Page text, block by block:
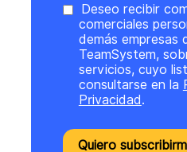
Deseo recibir
comerciales
demás empresas
TeamSystem,
servicios, cuyo
consultarse en la
Privacidad.